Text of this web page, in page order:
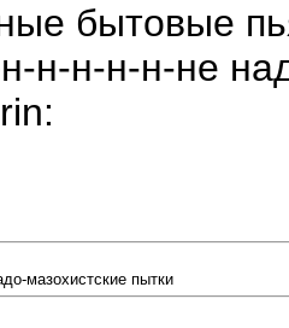
бытовые
н-н-н-н-не
мазохистские пытки